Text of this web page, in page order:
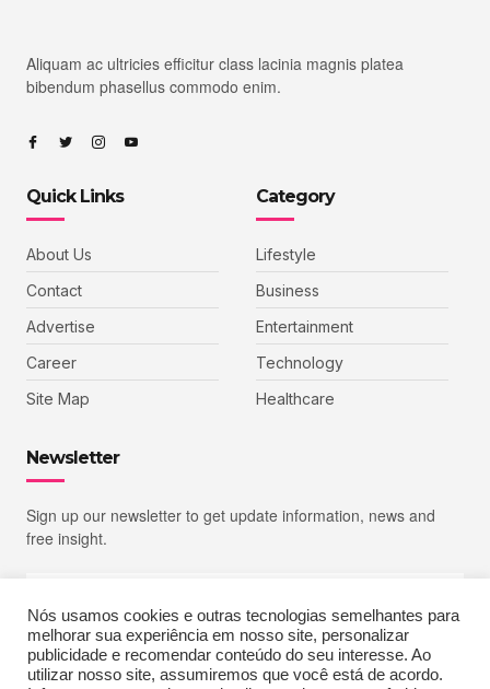
Aliquam ac ultricies efficitur class lacinia magnis platea
bibendum phasellus commodo enim.
Quick Links
About Us
Contact
Advertise
Career
Site Map
Category
Lifestyle
Business
Entertainment
Technology
Healthcare
Newsletter
Sign up our newsletter to get update information, news and
free insight.
SIGN UP
Nós usamos cookies e outras tecnologias semelhantes para
melhorar sua experiência em nosso site, personalizar
publicidade e recomendar conteúdo do seu interesse. Ao
utilizar nosso site, assumiremos que você está de acordo.